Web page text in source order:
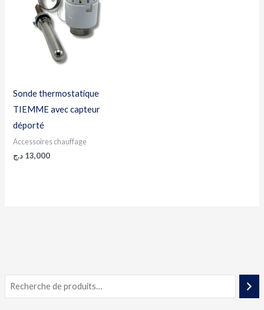
Sonde thermostatique
TIEMME avec capteur
déporté
Accessoires chauffage
13,000 د.ج